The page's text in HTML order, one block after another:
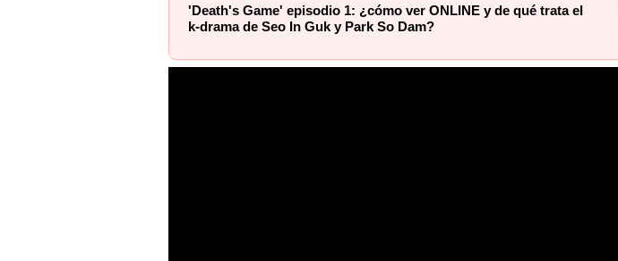
'Death's Game' episodio 1: ¿cómo ver ONLINE y de qué trata el
k-drama de Seo In Guk y Park So Dam?